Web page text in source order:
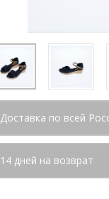
Доставка по всей
14 дней на возврат